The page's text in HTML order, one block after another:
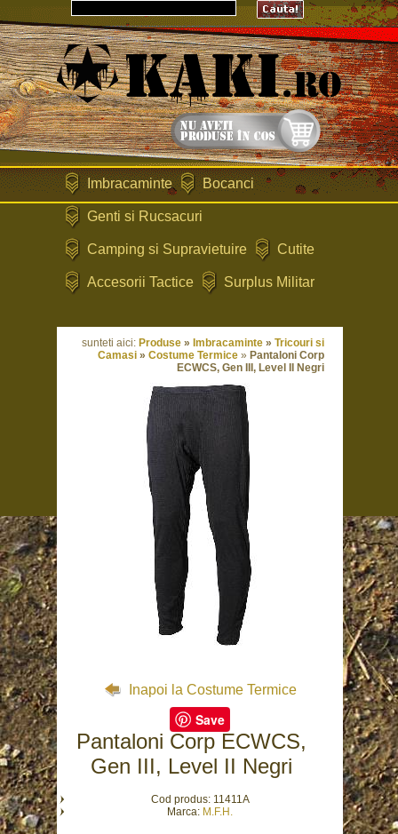
Imbracaminte Bocanci
Genti si Rucsacuri
Camping si Supravietuire Cutite
Accesorii Tactice Surplus Militar
sunteti aici: Produse » Imbracaminte » Tricouri si
Camasi » Costume Termice » Pantaloni Corp
ECWCS, Gen III, Level II Negri
Inapoi la Costume Termice
Save
Pantaloni Corp ECWCS,
Gen III, Level II Negri
Cod produs: 11411A
Marca: M.F.H.